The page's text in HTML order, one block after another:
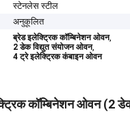
स्टेनलेस स्टील
अनुकूलित
ब्रेड इलेक्ट्रिक कॉम्बिनेशन ओवन,
2 डेक विद्युत संयोजन ओवन,
4 ट्रे इलेक्ट्रिक कंबाइन ओवन
कॉम्बिनेशन ओवन (2